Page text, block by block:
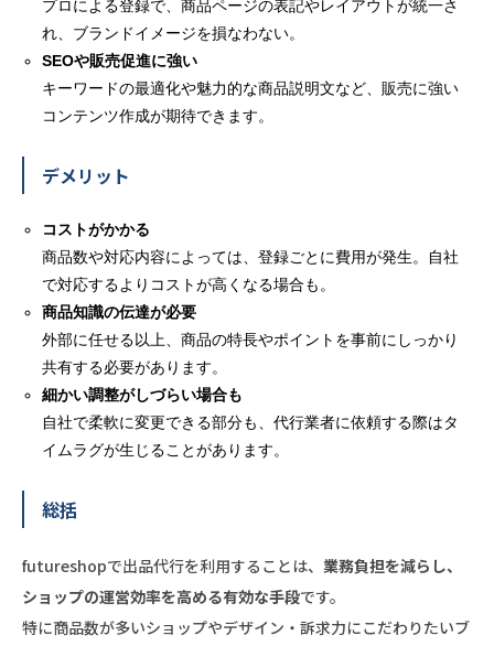
プロによる登録で、商品ページの表記やレイアウトが統一さ
れ、ブランドイメージを損なわない。
SEOや販売促進に強い
キーワードの最適化や魅力的な商品説明文など、販売に強い
コンテンツ作成が期待できます。
デメリット
コストがかかる
商品数や対応内容によっては、登録ごとに費用が発生。自社
で対応するよりコストが高くなる場合も。
商品知識の伝達が必要
外部に任せる以上、商品の特長やポイントを事前にしっかり
共有する必要があります。
細かい調整がしづらい場合も
自社で柔軟に変更できる部分も、代行業者に依頼する際はタ
イムラグが生じることがあります。
総括
futureshopで出品代行を利用することは、 業務負担を減らし、
ショップの運営効率を高める有効な手段です。
特に商品数が多いショップやデザイン・訴求力にこだわりたいブ